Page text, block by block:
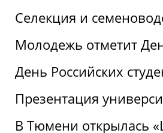
Селекция и
Молодежь отметит
День Российских
Презентация
В Тюмени открылась